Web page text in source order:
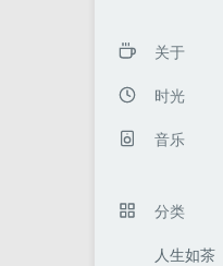
关于
时光
音乐
分类
人生如茶